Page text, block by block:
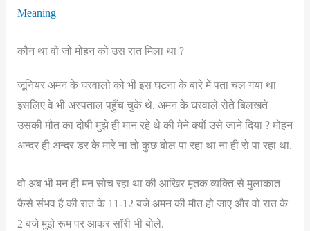
Meaning
कौन था वो जो मोहन को उस रात मिला था ?
जूनियर अमन के घरवालो को भी इस घटना के बारे में पता चल गया था
इसलिए वे भी अस्पताल पहुँच चुके थे. अमन के घरवाले रोते बिलखते
उसकी मौत का दोषी मुझे ही मान रहे थे की मेने क्यों उसे जाने दिया ? मोहन
अन्दर ही अन्दर डर के मारे ना तो कुछ बोल पा रहा था ना ही रो पा रहा था.
वो अब भी मन ही मन सोच रहा था की आखिर मृतक व्यक्ति से मुलाकात
कैसे संभव है की रात के 11-12 बजे अमन की मौत हो जाए और वो रात के
2 बजे मुझे रूम पर आकर सॉरी भी बोले.